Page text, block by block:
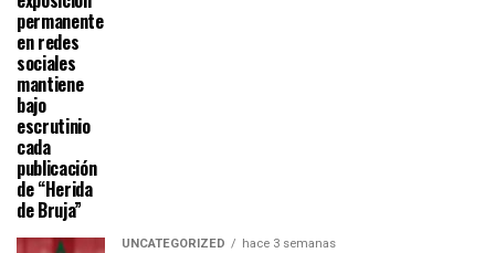
permanente
en redes
sociales
mantiene
bajo
escrutinio
cada
publicación
de “Herida
de Bruja”
UNCATEGORIZED hace 3 semanas